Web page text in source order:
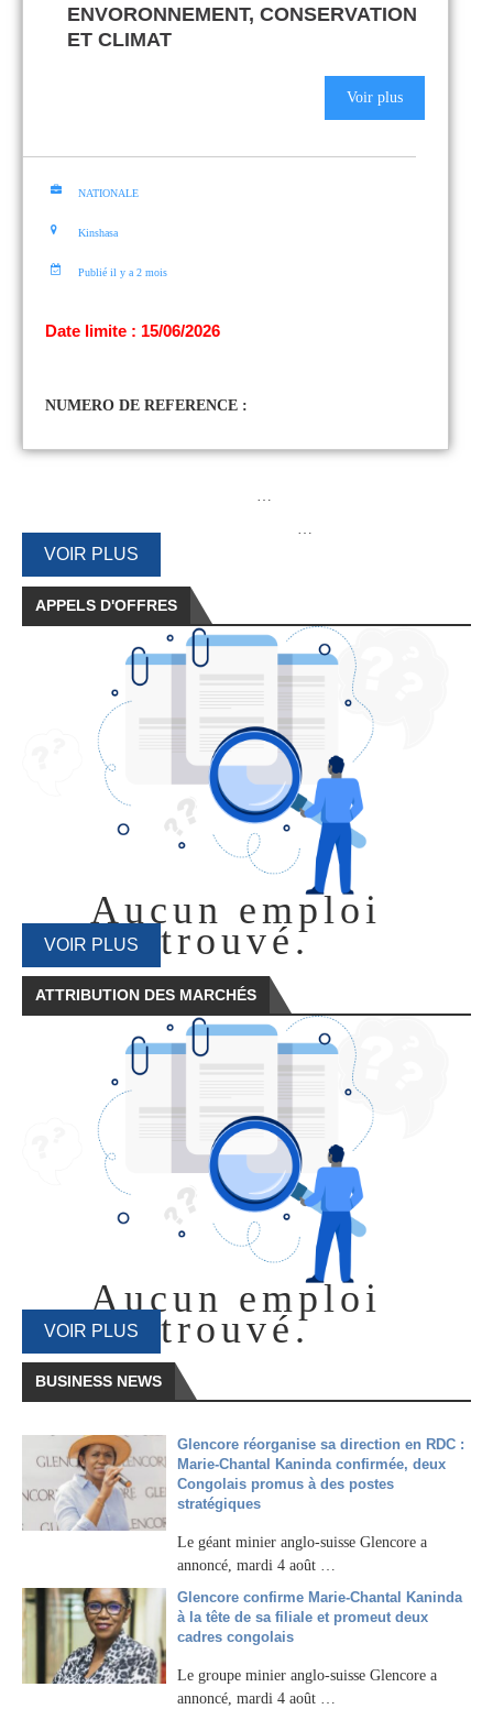
ENVORONNEMENT, CONSERVATION
ET CLIMAT
Voir plus
NATIONALE
Kinshasa
Publié il y a 2 mois
Date limite : 15/06/2026
NUMERO DE REFERENCE :
…
…
VOIR PLUS
APPELS D'OFFRES
Aucun emploi
trouvé.
VOIR PLUS
ATTRIBUTION DES MARCHÉS
Aucun emploi
trouvé.
VOIR PLUS
BUSINESS NEWS
Glencore réorganise sa direction en RDC :
Marie-Chantal Kaninda confirmée, deux
Congolais promus à des postes
stratégiques
Le géant minier anglo-suisse Glencore a
annoncé, mardi 4 août …
Glencore confirme Marie-Chantal Kaninda
à la tête de sa filiale et promeut deux
cadres congolais
Le groupe minier anglo-suisse Glencore a
annoncé, mardi 4 août …